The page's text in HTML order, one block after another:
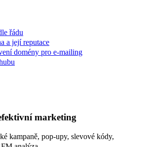
řádu
a její reputace
domény pro e-mailing
marketing
kampaně, pop-upy, slevové kódy,